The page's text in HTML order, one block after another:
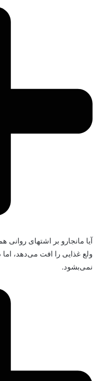
آیا مانجارو بر اشتهای روانی
ولع غذایی را افت می‌دهد،
نمی‌بشود.